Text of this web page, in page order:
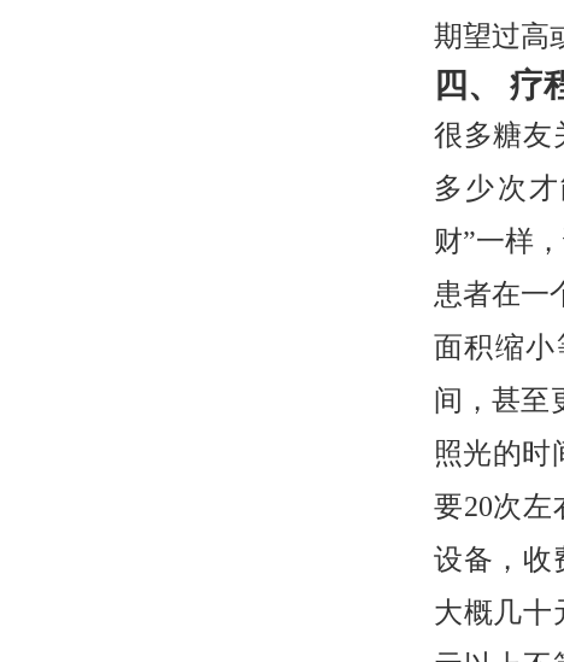
期望过高
四、 疗
很多糖友
多少次
财”一样
患者在一
面积缩小
间，甚至
照光的时
要20次左
设备，收
大概几十